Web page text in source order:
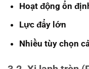
Hoạt động ổn
Lực đẩy lớn
Nhiều tùy chọn